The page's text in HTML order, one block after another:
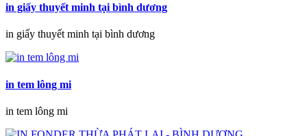
in giấy thuyết minh tại bình dương
in giấy thuyết minh tại bình dương
in tem lông mi
in tem lông mi